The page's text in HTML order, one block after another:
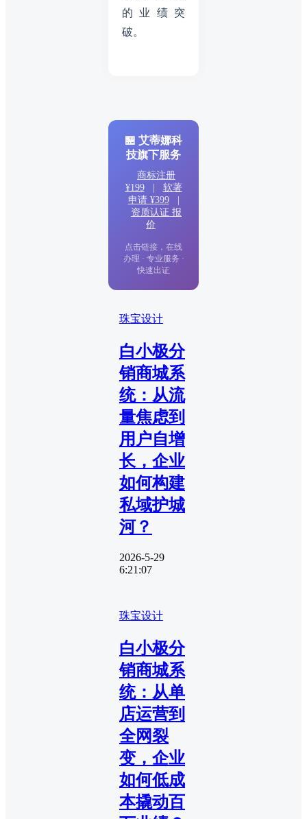
的业绩突
破。
🏪 艾蒂娜科
技旗下服务
商标注册
¥199
软著
申请 ¥399
资质认证 报
价
点击链接，在线
办理 · 专业服务 ·
快速出证
珠宝设计
白小极分
销商城系
统：从流
量焦虑到
用户自增
长，企业
如何构建
私域护城
河？
2026-5-29
6:21:07
珠宝设计
白小极分
销商城系
统：从单
店运营到
全网裂
变，企业
如何低成
本撬动百